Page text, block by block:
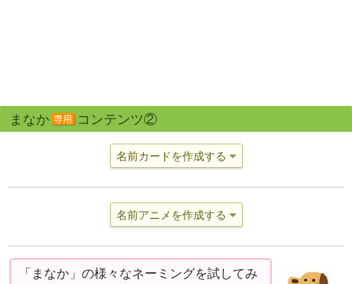
まなか 専用 コンテンツ②
名前カードを作成する
名前アニメを作成する
「まなか」の様々なネーミングを試してみ